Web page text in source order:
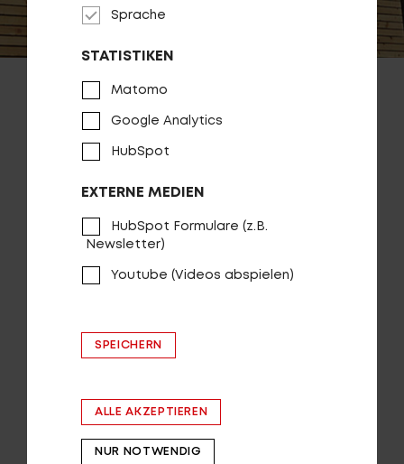
HÄNDLERSUCHE
VAUDE
Verantwortung für Mensch und Natur
Sprache
STATISTIKEN
Matomo
Google Analytics
HubSpot
EXTERNE MEDIEN
HubSpot Formulare (z.B.
Newsletter)
Youtube (Videos abspielen)
SPEICHERN
ALLE AKZEPTIEREN
NUR NOTWENDIG